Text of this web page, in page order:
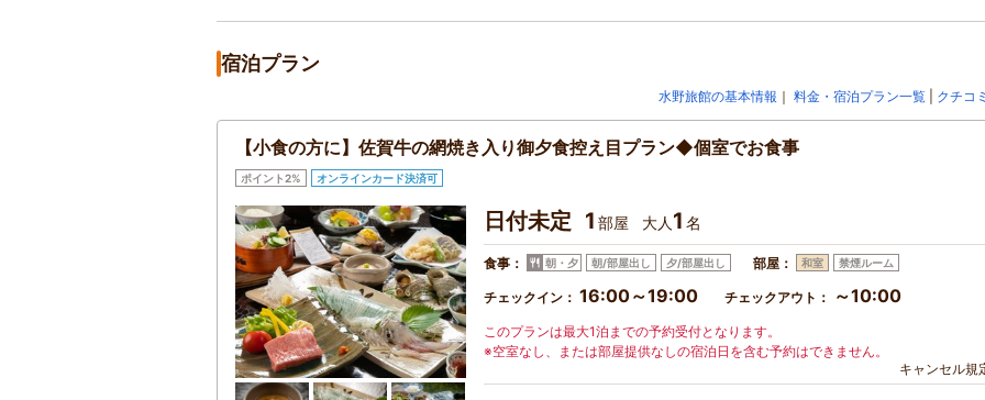
宿泊プラン
水野旅館の基本情報 ｜ 料金・宿泊プラン一覧 クチコ
【小食の方に】佐賀牛の網焼き入り御夕食控え目プラン◆個室でお食事
ポイント2% オンラインカード決済可
日付未定 1 部屋 大人 1 名
食事： 朝・夕 朝/部屋出し 夕/部屋出し 部屋： 和室 禁煙ルーム
チェックイン： 16:00～19:00 チェックアウト： ～10:00
このプランは最大1泊までの予約受付となります。
※空室なし、または部屋提供なしの宿泊日を含む予約はできません。
キャンセル規